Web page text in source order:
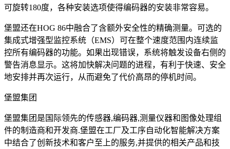
可旋转180度，各种安装选项使得编码器的安装非常容易。
堡盟还在HOG 86中融合了含额外安全性的精确测量。可选的
集成式增强型监控系统（EMS）可在整个速度范围内连续监
控所有编码器的功能。如果出现错误，系统将触发设备右侧的
警告消息显示。这将加快解决问题的进程，有利于快速、安全
地安排并再次运行，从而避免了代价高昂的停机时间。
堡盟集团
堡盟集团是国际领先的传感器,编码器,测量仪器和图像处理组
件的制造商和开发商.堡盟在工厂及工序自动化智能解决方案
中结合了创新技术和客户至上的服务,并提供的相关产品和技